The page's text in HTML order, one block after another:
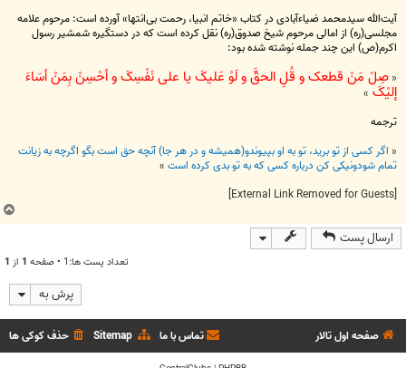
آیت‌الله سیدمحمد ضیاءآبادی در کتاب «خاتم انبیا، رحمت بی‌انتها» آورده است: مرحوم علامه
مجلسی(ره) از امالی مرحوم شیخ صدوق(ره) نقل کرده است که در دستگیره شمشیر رسول
اکرم(ص) این چند جمله نوشته شده بود:
« صِلْ مَنْ قطعک و قُلِ الحقَّ و لَوْ عَلیکَ یا علی نَفْسِکَ و أحْسِنْ بِمَنْ أسَاءَ
إلیْکَ »
ترجمه
« اگر کسی از تو برید، تو به او بپیوندو(همیشه و در هر جا) آنچه حق است بگو اگرچه به زیانت
تمام شودونیکی کن درباره کسی که به تو بدی کرده است »
[External Link Removed for Guests]
ارسال پست
تعداد پست ها:1 • صفحه 1 از 1
پرش به
صفحه اول تالار حذف کوکی ها Sitemap تماس با ما